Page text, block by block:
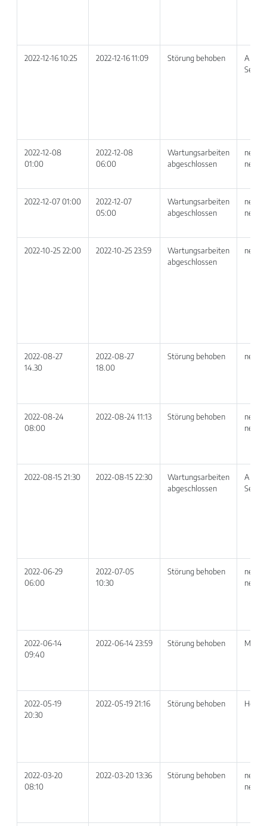
2022-12-16 10:25 2022-12-16 11:09 Störung behoben
Alle
2022-12-08
01:00
2022-12-08
06:00
Wartungsarbeiten
abgeschlossen
2022-12-07 01:00
2022-12-07
05:00
Wartungsarbeiten
abgeschlossen
2022-10-25 22:00 2022-10-25 23:59
Wartungsarbeiten
abgeschlossen
2022-08-27
14.30
2022-08-27
18.00
Störung behoben
2022-08-24
08:00
2022-08-24 11:13 Störung behoben
2022-08-15 21:30 2022-08-15 22:30
Wartungsarbeiten
abgeschlossen
Alle
2022-06-29
06:00
2022-07-05
10:30
Störung behoben
2022-06-14
09:40
2022-06-14 23:59 Störung behoben MS
2022-05-19
20:30
2022-05-19 21:16 Störung behoben
2022-03-20
08:10
2022-03-20 13:36 Störung behoben